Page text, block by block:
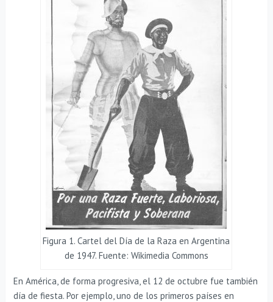
Figura 1. Cartel del Día de la Raza en Argentina
de 1947. Fuente: Wikimedia Commons
En América, de forma progresiva, el 12 de octubre fue también
día de fiesta. Por ejemplo, uno de los primeros países en